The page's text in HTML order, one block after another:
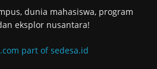
dunia mahasiswa, program
eksplor nusantara!
part of sedesa.id